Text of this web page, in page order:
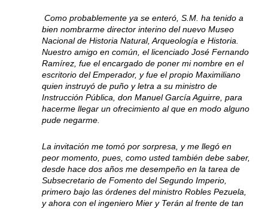
Como probablemente ya se enteró, S.M. ha tenido a
bien nombrarme director interino del nuevo Museo
Nacional de Historia Natural, Arqueología e Historia.
Nuestro amigo en común, el licenciado José Fernando
Ramírez, fue el encargado de poner mi nombre en el
escritorio del Emperador, y fue el propio Maximiliano
quien instruyó de puño y letra a su ministro de
Instrucción Pública, don Manuel García Aguirre, para
hacerme llegar un ofrecimiento al que en modo alguno
pude negarme.
La invitación me tomó por sorpresa, y me llegó en
peor momento, pues, como usted también debe saber,
desde hace dos años me desempeño en la tarea de
Subsecretario de Fomento del Segundo Imperio,
primero bajo las órdenes del ministro Robles Pezuela,
y ahora con el ingeniero Mier y Terán al frente de tan